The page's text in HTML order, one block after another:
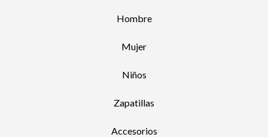
Hombre
Mujer
Niños
Zapatillas
Accesorios